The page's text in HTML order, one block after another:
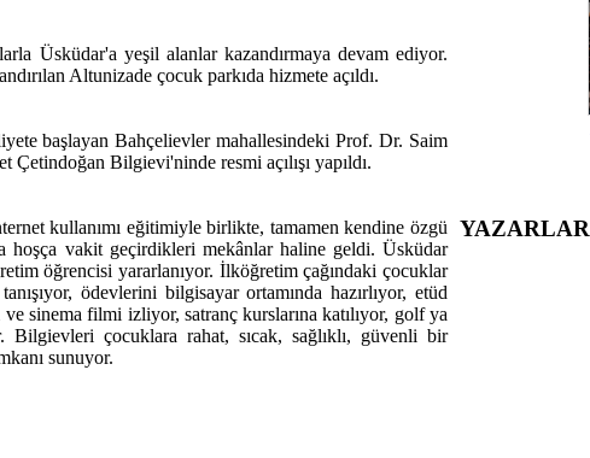
Üsküdar'a yeşil alanlar kazandırmaya devam ediyor.
Altunizade çocuk parkıda hizmete açıldı.
başlayan Bahçelievler mahallesindeki Prof. Dr. Saim
Bilgievi'ninde resmi açılışı yapıldı.
kullanımı eğitimiyle birlikte, tamamen kendine özgü
hoşça vakit geçirdikleri mekânlar haline geldi. Üsküdar
öğrencisi yararlanıyor. İlköğretim çağındaki çocuklar
ödevlerini bilgisayar ortamında hazırlıyor, etüd
sinema filmi izliyor, satranç kurslarına katılıyor, golf ya
çocuklara rahat, sıcak, sağlıklı, güvenli bir
sunuyor.
YAZARLAR